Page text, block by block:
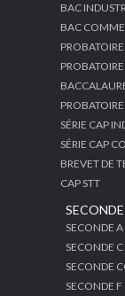
BAC
BAC
SÉRIE CAP
SÉRIE CAP
BREVET DE
CAP STT
SECONDE
SECONDE A
SECONDE C
SECONDE
SECONDE F